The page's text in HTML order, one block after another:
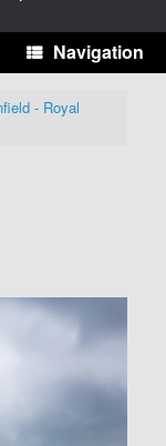
Navigation
- Royal